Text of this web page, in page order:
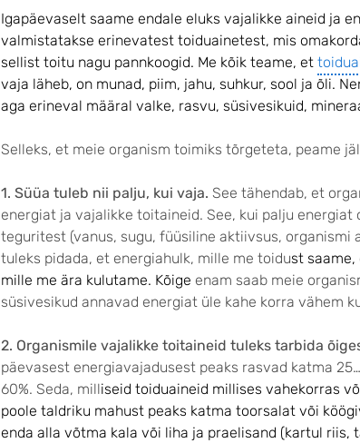
Igapäevaselt saame endale eluks vajalikke aineid ja
valmistatakse erinevatesttoiduainetest, mis
sellist toitu nagu pannkoogid. Me kõik teame, et
vaja läheb, on munad, piim, jahu, suhkur, sool ja õli.
aga erineval määral valke, rasvu, süsivesikuid,
Selleks, et meie organism toimiks tõrgeteta, peame
1. Süüa tuleb nii palju, kui vaja.See tähendab, et
energiat ja vajalikke toitaineid. See, kui palju
teguritest (vanus, sugu, füüsiline aktiivsus, organismi
tuleks pidada, et energiahulk, mille me toidust saame,
mille me ära kulutame. Kõigeenam saab meie
süsivesikud annavad energiat üle kahe korra vähem
2. Organismile vajalikke toitaineid tuleks tarbida
päevasest energiavajadusest peaks rasvad katma
60%. Seda, milliseid toiduaineid millises vahekorras
poole taldriku mahust peaks katma toorsalat või
enda alla võtma kala või liha ja praelisand (kartul riis,